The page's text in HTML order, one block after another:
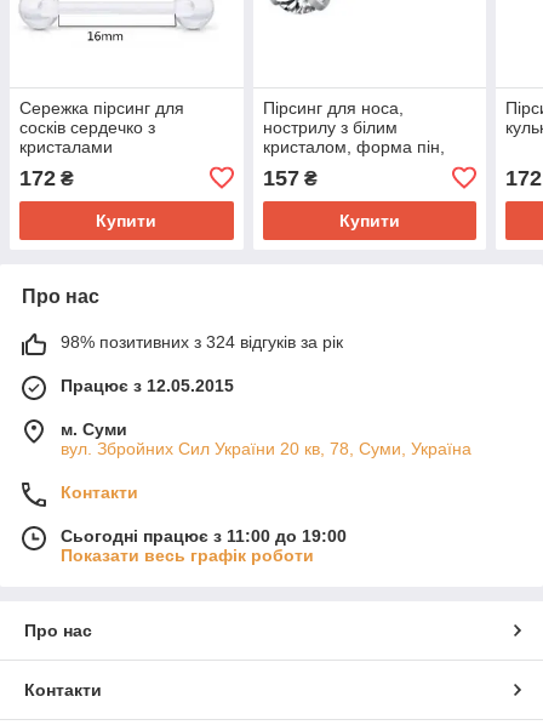
Сережка пірсинг для
сосків сердечко з
кристалами
172 ₴
Купити
Пірсинг для носа,
нострилу з білим
кристалом, форма пін,
157₴
Купити
172
Про нас
98% позитивних з 324 відгуків за рік
Працює з 12.05.2015
м. Суми
вул. Збройних Сил України 20 кв, 78, Суми, Україна
Контакти
Сьогодні працює з 11:00 до 19:00
Показати весь графік роботи
Про нас
Контакти